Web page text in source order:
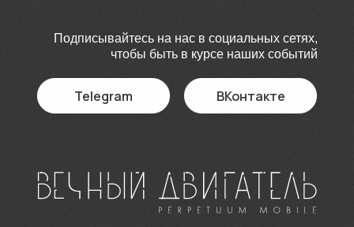
ВКонтакте
Подписывайтесь на нас в социальных сетях,
чтобы быть в курсе наших событий
Telegram